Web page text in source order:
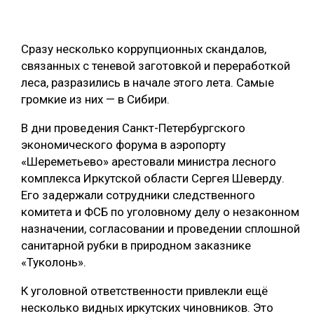
ЛОГИСТИКА
ПРОИЗВОДСТВО ДРЕВЕСНЫХ ПЛИТ
КОМПЛЕКСНАЯ ПЕРЕРАБОТКА
ЛЕСОПИЛЕНИЕ
ДЕРЕВЯННОЕ ДОМОСТРОЕНИЕ
БЕЗОПАСНОЕ ПРОИЗВОДСТВО
СОРТИРОВКА ДРЕВЕСИНЫ
МЕБЕЛЬНОЕ ПРОИЗВОДСТВО
ПОДБОРКИ СТАТЕЙ
Сразу несколько коррупционных скандалов,
связанных с теневой заготовкой и переработкой
леса, разразились в начале этого лета. Самые
громкие из них — в Сибири.
В дни проведения Санкт-Петербургского
экономического форума в аэропорту
«Шереметьево» арестовали министра лесного
комплекса Иркутской области Сергея Шеверду.
Его задержали сотрудники следственного
комитета и ФСБ по уголовному делу о незаконном
назначении, согласовании и проведении сплошной
санитарной рубки в природном заказнике
«Туколонь».
К уголовной ответственности привлекли ещё
несколько видных иркутских чиновников. Это